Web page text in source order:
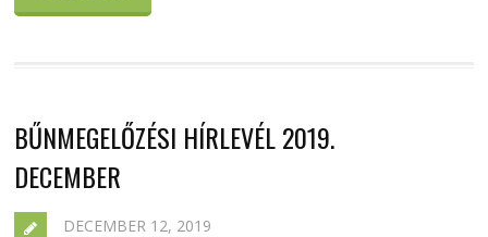
BŰNMEGELŐZÉSI HÍRLEVÉL 2019.
DECEMBER
DECEMBER 12, 2019